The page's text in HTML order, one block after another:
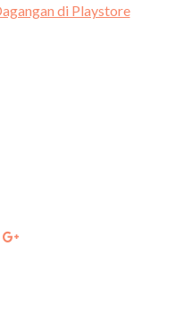
di Playstore